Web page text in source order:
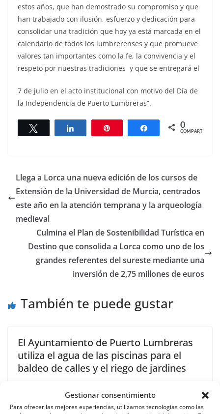
Gestionar consentimiento
Para ofrecer las mejores experiencias, utilizamos tecnologías como las
estos años, que han demostrado su compromiso y que
han trabajado con ilusión, esfuerzo y dedicación para
consolidar una tradición que hoy ya está marcada en el
calendario de todos los lumbrerenses y que promueve
valores tan importantes como la fe, la convivencia y el
respeto por nuestras tradiciones y que se entregará el
7 de julio en el acto institucional con motivo del Día de
la Independencia de Puerto Lumbreras”.
Twittear Compartir Compartir
0
COMPARTIR
Llega a Lorca una nueva edición de los cursos de
Extensión de la Universidad de Murcia, centrados
este año en la atención temprana y la arqueología
medieval
Culmina el Plan de Sostenibilidad Turística en
Destino que consolida a Lorca como uno de los
grandes referentes del sureste mediante una
inversión de 2,75 millones de euros
También te puede gustar
El Ayuntamiento de Puerto Lumbreras
utiliza el agua de las piscinas para el
baldeo de calles y el riego de jardines